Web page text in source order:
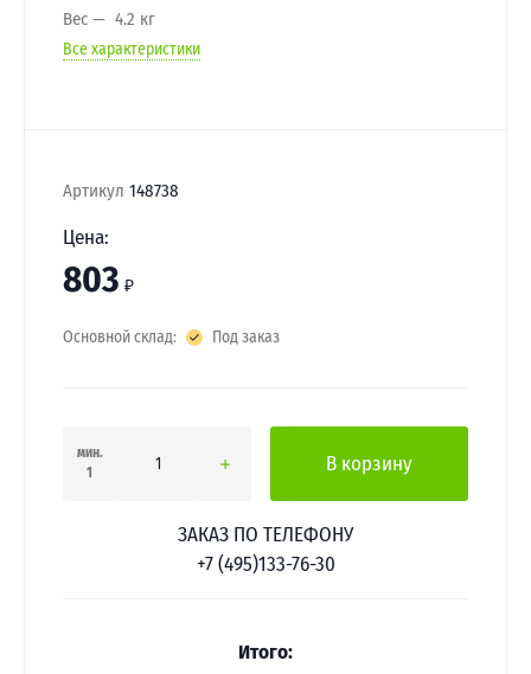
Вес
4.2 кг
Все характеристики
Артикул 148738
Цена:
803 ₽
Основной склад: Под заказ
мин.
1
В корзину
ЗАКАЗ ПО ТЕЛЕФОНУ
+7 (495)133-76-30
Итого: